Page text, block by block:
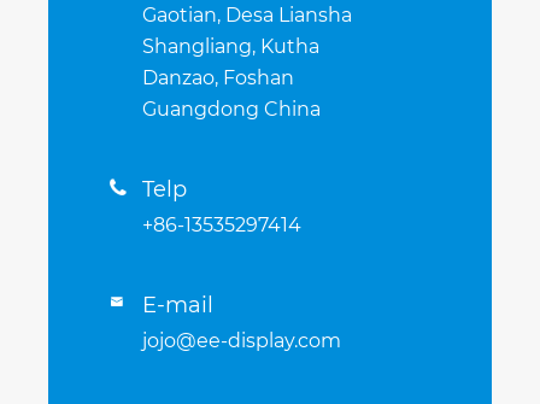
Gaotian, Desa Liansha
Shangliang, Kutha
Danzao, Foshan
Guangdong China
 Telp
+86-13535297414
 E-mail
jojo@ee-display.com